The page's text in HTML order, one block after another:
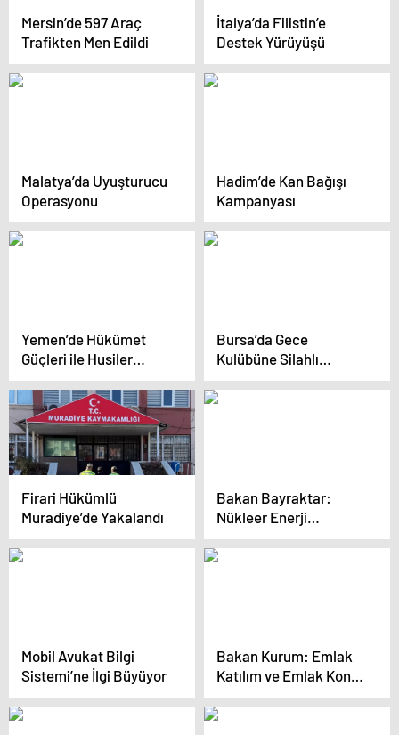
Mersin’de 597 Araç
Trafikten Men Edildi
İtalya’da Filistin’e
Destek Yürüyüşü
Malatya’da Uyuşturucu
Operasyonu
Hadim’de Kan Bağışı
Kampanyası
Yemen’de Hükümet
Güçleri ile Husiler
arasında çatışma çıktı
Bursa’da Gece
Kulübüne Silahlı
Saldırı: 3 Yaralı
Firari Hükümlü
Muradiye’de Yakalandı
Bakan Bayraktar:
Nükleer Enerji
Geleceğin Kaynağı
Mobil Avukat Bilgi
Sistemi’ne İlgi Büyüyor
Bakan Kurum: Emlak
Katılım ve Emlak Konut
ortaklığı, İstanbul’da
kentsel dönüşüme